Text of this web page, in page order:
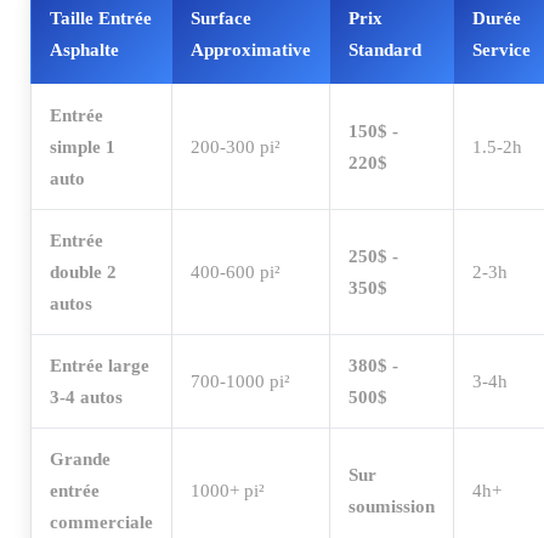
Taille Entrée
Asphalte
Surface
Approximative
Prix
Standard
Durée
Service
Entrée
simple 1
auto
200-300 pi²
150$ -
220$
1.5-2h
Entrée
double 2
autos
400-600 pi²
250$ -
350$
2-3h
Entrée large
3-4 autos
700-1000 pi²
380$ -
500$
3-4h
Grande
entrée
commerciale
1000+ pi²
Sur
soumission
4h+